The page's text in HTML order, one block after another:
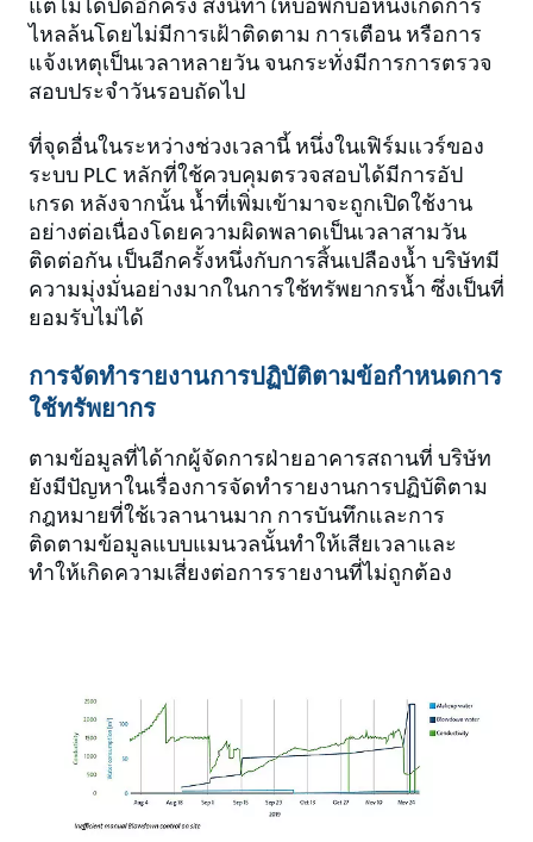
แต่ไม่ได้ปิดอีกครั้ง สิ่งนี้ทำให้บ่อพักบ่อหนึ่งเกิดการ
ไหลล้นโดยไม่มีการเฝ้าติดตาม การเตือน หรือการ
แจ้งเหตุเป็นเวลาหลายวัน จนกระทั่งมีการการตรวจ
สอบประจำวันรอบถัดไป
ที่จุดอื่นในระหว่างช่วงเวลานี้ หนึ่งในเฟิร์มแวร์ของ
ระบบ PLC หลักที่ใช้ควบคุมตรวจสอบได้มีการอัป
เกรด หลังจากนั้น น้ำที่เพิ่มเข้ามาจะถูกเปิดใช้งาน
อย่างต่อเนื่องโดยความผิดพลาดเป็นเวลาสามวัน
ติดต่อกัน เป็นอีกครั้งหนึ่งกับการสิ้นเปลืองน้ำ บริษัทมี
ความมุ่งมั่นอย่างมากในการใช้ทรัพยากรน้ำ ซึ่งเป็นที่
ยอมรับไม่ได้
การจัดทำรายงานการปฏิบัติตามข้อกำหนดการ
ใช้ทรัพยากร
ตามข้อมูลที่ได้ากผู้จัดการฝ่ายอาคารสถานที่ บริษัท
ยังมีปัญหาในเรื่องการจัดทำรายงานการปฏิบัติตาม
กฎหมายที่ใช้เวลานานมาก การบันทึกและการ
ติดตามข้อมูลแบบแมนวลนั้นทำให้เสียเวลาและ
ทำให้เกิดความเสี่ยงต่อการรายงานที่ไม่ถูกต้อง